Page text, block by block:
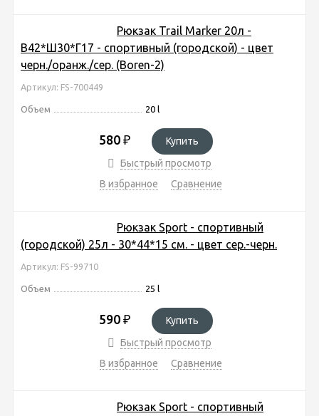
Рюкзак Trail Marker 20л -
В42*Ш30*Г17 - спортивный (городской) - цвет
черн./оранж./сер. (Boren-2)
Артикул: FS-700449
Объем 20 l
580 ₽
Купить
Быстрый просмотр
В избранное
Сравнение
Рюкзак Sport - спортивный
(городской) 25л - 30*44*15 см. - цвет сер.-черн.
Артикул: FS-99710
Объем 25 l
590 ₽
Купить
Быстрый просмотр
В избранное
Сравнение
Рюкзак Sport - спортивный